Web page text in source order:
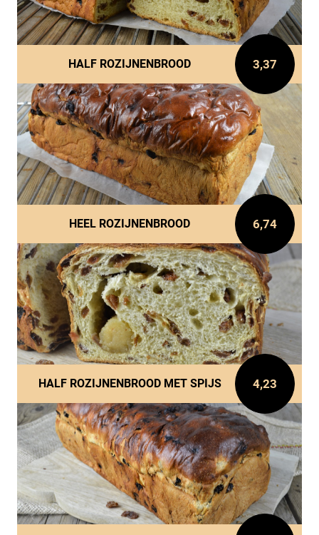
HALF ROZIJNENBROOD 3,37
HEEL ROZIJNENBROOD 6,74
HALF ROZIJNENBROOD MET SPIJS 4,23